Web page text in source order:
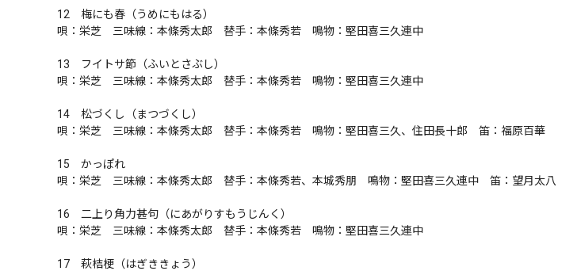
12　梅にも春（うめにもはる）
唄：栄芝　三味線：本條秀太郎　替手：本條秀若　鳴物：堅田喜三久連中
13　フイトサ節（ふいとさぶし）
唄：栄芝　三味線：本條秀太郎　替手：本條秀若　鳴物：堅田喜三久連中
14　松づくし（まつづくし）
唄：栄芝　三味線：本條秀太郎　替手：本條秀若　鳴物：堅田喜三久、住田長十郎　笛：福原百華
15　かっぽれ
唄：栄芝　三味線：本條秀太郎　替手：本條秀若、本城秀朋　鳴物：堅田喜三久連中　笛：望月太八
16　二上り角力甚句（にあがりすもうじんく）
唄：栄芝　三味線：本條秀太郎　替手：本條秀若　鳴物：堅田喜三久連中
17　萩桔梗（はぎききょう）